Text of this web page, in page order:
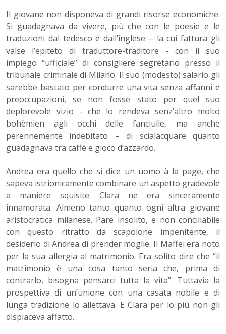
Il giovane non disponeva di grandi risorse economiche.
Si guadagnava da vivere, più che con le poesie e le
traduzioni dal tedesco e dall’inglese – la cui fattura gli
valse l’epiteto di traduttore-traditore - con il suo
impiego “ufficiale” di consigliere segretario presso il
tribunale criminale di Milano. Il suo (modesto) salario gli
sarebbe bastato per condurre una vita senza affanni e
preoccupazioni, se non fosse stato per quel suo
deplorevole vizio - che lo rendeva senz’altro molto
bohèmien agli occhi delle fanciulle, ma anche
perennemente indebitato – di scialacquare quanto
guadagnava tra caffè e gioco d’azzardo.
Andrea era quello che si dice un uomo à la page, che
sapeva istrionicamente combinare un aspetto gradevole
a maniere squisite. Clara ne era sinceramente
innamorata. Almeno tanto quanto ogni altra giovane
aristocratica milanese. Pare insolito, e non conciliabile
con questo ritratto da scapolone impenitente, il
desiderio di Andrea di prender moglie. Il Maffei era noto
per la sua allergia al matrimonio. Era solito dire che “il
matrimonio è una cosa tanto seria che, prima di
contrarlo, bisogna pensarci tutta la vita”. Tuttavia la
prospettiva di un’unione con una casata nobile e di
lunga tradizione lo allettava. E Clara per lo più non gli
dispiaceva affatto.